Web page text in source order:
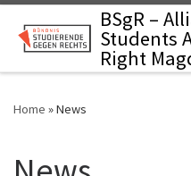
Skip to contentBSgR –
Students
Right
Home »News